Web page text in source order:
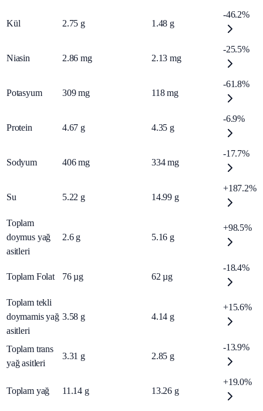
Kül 2.75 g 1.48 g
-46.2%
Niasin 2.86 mg 2.13 mg
-25.5%
Potasyum 309 mg 118 mg
-61.8%
Protein 4.67 g 4.35 g
-6.9%
Sodyum 406 mg 334 mg
-17.7%
Su 5.22 g 14.99 g
+187.2%
Toplam
doymus yağ
asitleri
2.6 g 5.16 g
+98.5%
Toplam Folat 76 µg 62 µg
-18.4%
Toplam tekli
doymamis yağ
asitleri
3.58 g 4.14 g
+15.6%
Toplam trans
yağ asitleri
3.31 g 2.85 g
-13.9%
Toplam yağ 11.14 g 13.26 g
+19.0%